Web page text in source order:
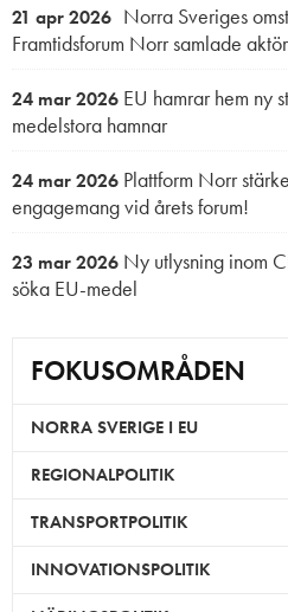
21 apr 2026 Norra Sveriges
Framtidsforum Norr samlade
24 mar 2026 EU hamrar hem ny
medelstora hamnar
24 mar 2026 Plattform Norr
engagemang vid årets forum!
23 mar 2026 Ny utlysning inom
söka EU-medel
FOKUSOMRÅDEN
NORRA SVERIGE I EU
REGIONALPOLITIK
TRANSPORTPOLITIK
INNOVATIONSPOLITIK